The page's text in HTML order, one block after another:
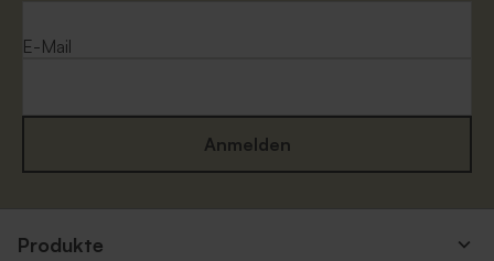
E-Mail
Anmelden
Produkte